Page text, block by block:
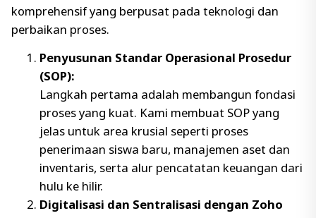
komprehensif yang berpusat pada teknologi dan
perbaikan proses.
Penyusunan Standar Operasional Prosedur
(SOP):
Langkah pertama adalah membangun fondasi
proses yang kuat. Kami membuat SOP yang
jelas untuk area krusial seperti proses
penerimaan siswa baru, manajemen aset dan
inventaris, serta alur pencatatan keuangan dari
hulu ke hilir.
Digitalisasi dan Sentralisasi dengan Zoho